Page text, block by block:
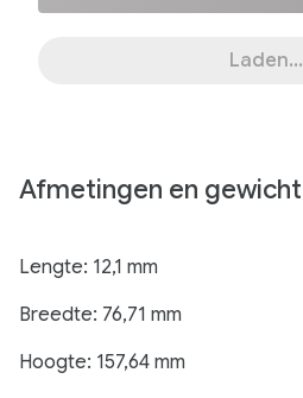
Laden...
Afmetingen en gewicht
Lengte: 12,1 mm
Breedte: 76,71 mm
Hoogte: 157,64 mm